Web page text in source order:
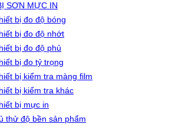
SƠN MỰC IN
bị đo độ bóng
bị đo độ nhớt
bị đo độ phủ
bị đo tỷ trọng
bị kiểm tra màng film
bị kiểm tra khác
bị mực in
thử độ bền sản phẩm